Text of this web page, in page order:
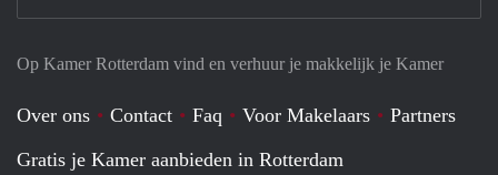
Op Kamer Rotterdam vind en verhuur je makkelijk je Kamer
Over ons Contact Faq Voor Makelaars
Partners
Gratis je Kamer aanbieden in Rotterdam